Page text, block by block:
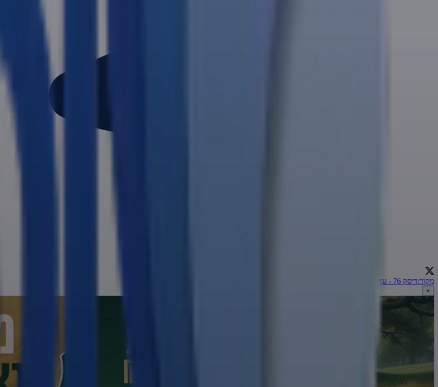
מָקוֹר:דיסק 76 - עד מתי?
×